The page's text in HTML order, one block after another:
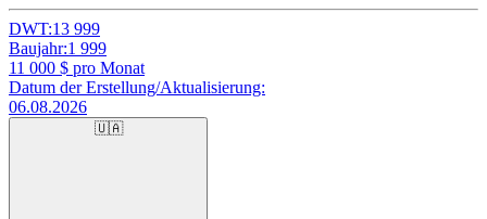
DWT:13 999
Baujahr:1 999
11 000 $ pro Monat
Datum der Erstellung/Aktualisierung:
06.08.2026
🇺🇦